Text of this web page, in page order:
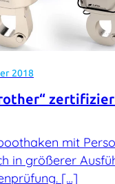
2018
mit
in größerer
[…]